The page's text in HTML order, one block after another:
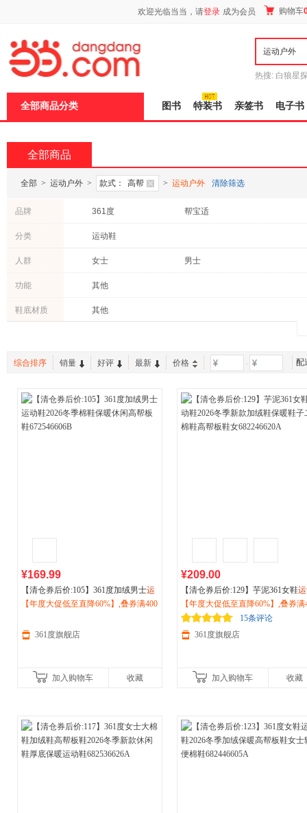
欢迎光临当当，请登录 成为会员 购物车
热搜: 白狼星
全部商品分类 图书 特装书 亲签书 电子书
全部商品
全部 > 运动户外 > 款式： 高帮 > 运动户外 清除筛选
品牌 361度 帮宝适
分类 运动鞋
人群 女士 男士
功能 其他
鞋底材质 其他
综合排序 销量 好评 最新 价格 - 配
¥169.99
【清仓券后价:105】361度加绒男士运
动鞋2026冬季棉鞋保暖休闲高帮板鞋6
【年度大促低至直降60%】,叠券满400
361度旗舰店
加入购物车 收藏
¥209.00
【清仓券后价:129】芋泥361女鞋
鞋2026冬季新款加绒鞋保暖鞋子二
鞋高帮板鞋女682246620A
【年度大促低至直降60%】,叠券满
减150/600减230,立即抢购！
15条评论
361度旗舰店
加入购物车 收藏
页
加